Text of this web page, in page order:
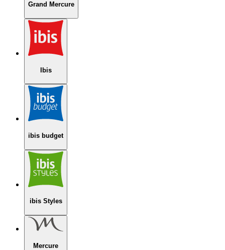
Grand Mercure
Ibis
ibis budget
ibis Styles
Mercure